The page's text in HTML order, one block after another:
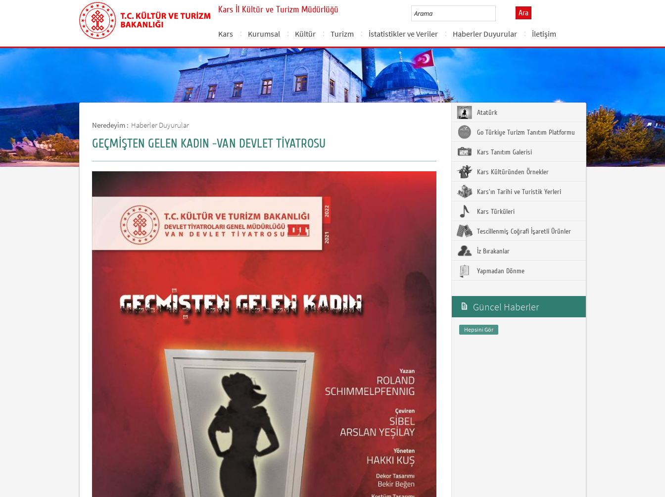
Kars İl Kültür ve Turizm Müdürlüğü Ara
Kars Kurumsal Kültür Turizm İstatistikler ve Veriler Haberler Duyurular İletişim
Neredeyim : Haberler Duyurular
GEÇMİŞTEN GELEN KADIN -VAN DEVLET TİYATROSU
Atatürk
Go Türkiye Turizm Tanıtım Platformu
Kars Tanıtım Galerisi
Kars Kültüründen Örnekler
Kars'ın Tarihi ve Turistik Yerleri
Kars Türküleri
Tescillenmiş Coğrafi İşaretli Ürünler
İz Bırakanlar
Yapmadan Dönme
Güncel Haberler
Hepsini Gör